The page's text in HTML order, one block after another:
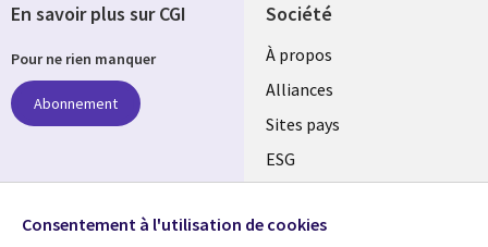
Société
À propos
Alliances
Sites pays
ESG
Fusions
En savoir plus sur CGI
Pour ne rien manquer
Abonnement
Suivez-nous
Consentement à l'utilisation de cookies